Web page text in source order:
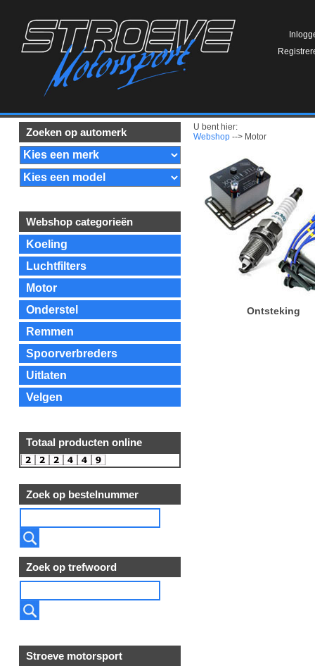
Zoeken op automerk
Webshop categorieën
Koeling
Luchtfilters
Motor
Onderstel
Remmen
Spoorverbreders
Uitlaten
Velgen
Totaal producten online
Zoek op bestelnummer
Zoek op trefwoord
Stroeve motorsport
U bent hier:
Webshop --> Motor
Ontsteking